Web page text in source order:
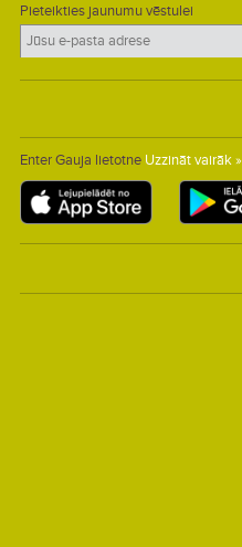
Pieteikties jaunumu vēstulei
Enter Gauja lietotne Uzzināt vairāk »